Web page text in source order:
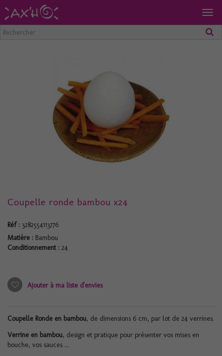
Coupelle ronde bambou x24
Réf : 3282554113776
Matière : Bambou
Conditionnement : 24
Ajouter à ma liste d'envies
Coupelle Ronde en bambou, de dimensions 6 cm, par lot de 24 verrines.
Verrine en bambou, design et pratique pour présenter vos mises en
bouche, vos sauces ...